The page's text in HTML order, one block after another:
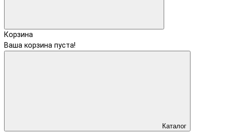
Корзина
Ваша корзина пуста!
Каталог